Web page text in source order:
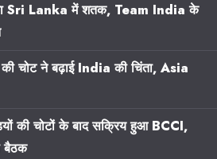
Sri Lanka में शतक, Team India के
चोट ने बढ़ाई India की चिंता, Asia
की चोटों के बाद सक्रिय हुआ BCCI,
बैठक